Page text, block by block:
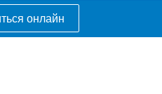
онлайн